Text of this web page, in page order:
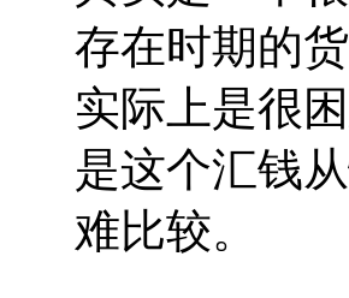
存在时期的
实际上是很
是这个汇钱
难比较。